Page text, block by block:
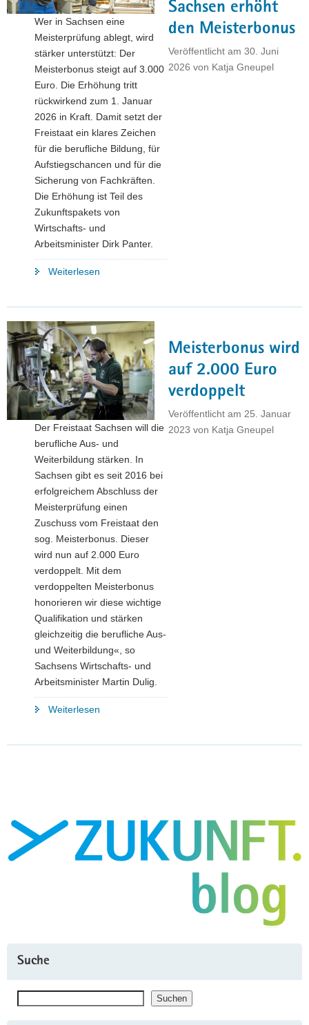
a
Sachsen erhöht
den Meisterbonus
Veröffentlicht am 30. Juni
2026 von Katja Gneupel
Wer in Sachsen eine
Meisterprüfung ablegt, wird
stärker unterstützt: Der
Meisterbonus steigt auf 3.000
Euro. Die Erhöhung tritt
rückwirkend zum 1. Januar
2026 in Kraft. Damit setzt der
Freistaat ein klares Zeichen
für die berufliche Bildung, für
Aufstiegschancen und für die
Sicherung von Fachkräften.
Die Erhöhung ist Teil des
Zukunftspakets von
Wirtschafts- und
Arbeitsminister Dirk Panter.
Weiterlesen
Sachsen
erhöht
den
Meisterbonus"
Meisterbonus wird
auf 2.000 Euro
verdoppelt
Veröffentlicht am 25. Januar
2023 von Katja Gneupel
Der Freistaat Sachsen will die
berufliche Aus- und
Weiterbildung stärken. In
Sachsen gibt es seit 2016 bei
erfolgreichem Abschluss der
Meisterprüfung einen
Zuschuss vom Freistaat den
sog. Meisterbonus. Dieser
wird nun auf 2.000 Euro
verdoppelt. Mit dem
verdoppelten Meisterbonus
honorieren wir diese wichtige
Qualifikation und stärken
gleichzeitig die berufliche Aus-
und Weiterbildung«, so
Sachsens Wirtschafts- und
Arbeitsminister Martin Dulig.
Weiterlesen
Suche
Suchen Suchen